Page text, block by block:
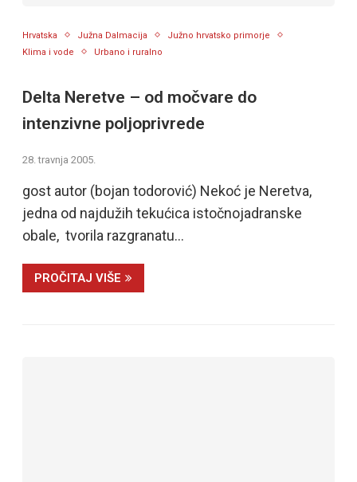
Hrvatska Južna Dalmacija
Južno hrvatsko primorje
Klima i vode
Urbano i ruralno
Delta Neretve – od močvare do
intenzivne poljoprivrede
28. travnja 2005.
gost autor (bojan todorović) Nekoć je Neretva,
jedna od najdužih tekućica istočnojadranske
obale, tvorila razgranatu…
PROČITAJ VIŠE